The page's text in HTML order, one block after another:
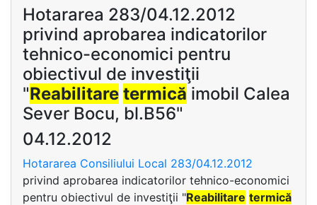
Hotararea 283/04.12.2012
privind aprobarea indicatorilor
tehnico-economici pentru
obiectivul de investiţii
"Reabilitare termică imobil Calea
Sever Bocu, bl.B56"
04.12.2012
Hotararea Consiliului Local 283/04.12.2012
privind aprobarea indicatorilor tehnico-economici
pentru obiectivul de investiţii "Reabilitare termică